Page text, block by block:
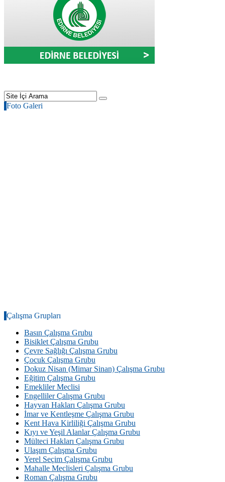
Foto Galeri
Çalışma Grupları
Basın Çalışma Grubu
Bisiklet Çalışma Grubu
Çevre Sağlığı Çalışma Grubu
Çocuk Çalışma Grubu
Dokuz Nisan (Mimar Sinan) Çalışma Grubu
Eğitim Çalışma Grubu
Emekliler Meclisi
Engelliler Çalışma Grubu
Hayvan Hakları Çalışma Grubu
İmar ve Kentleşme Çalışma Grubu
Kent Hava Kirliliği Çalışma Grubu
Kıyı ve Yeşil Alanlar Çalışma Grubu
Mülteci Hakları Çalışma Grubu
Ulaşım Çalışma Grubu
Yerel Seçim Çalışma Grubu
Mahalle Meclisleri Çalışma Grubu
Roman Çalışma Grubu